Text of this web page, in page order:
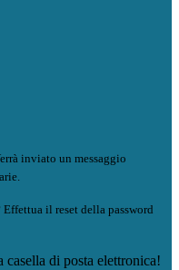
inviato un messaggio
il reset della password
di posta elettronica!